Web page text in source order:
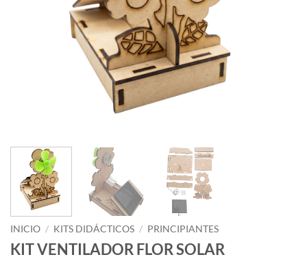
INICIO / KITS DIDÁCTICOS / PRINCIPIANTES
KIT VENTILADOR FLOR SOLAR